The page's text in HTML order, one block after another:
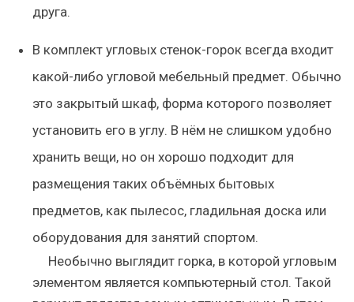
друга.
В комплект угловых стенок-горок всегда входит
какой-либо угловой мебельный предмет. Обычно
это закрытый шкаф, форма которого позволяет
установить его в углу. В нём не слишком удобно
хранить вещи, но он хорошо подходит для
размещения таких объёмных бытовых
предметов, как пылесос, гладильная доска или
оборудования для занятий спортом.
Необычно выглядит горка, в которой угловым
элементом является компьютерный стол. Такой